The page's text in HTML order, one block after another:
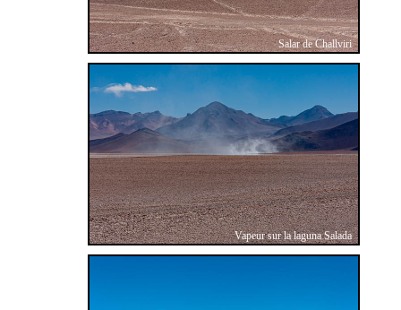
Salar de Challviri
Vapeur sur la laguna Salada